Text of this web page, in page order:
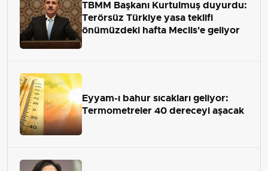
TBMM Başkanı Kurtulmuş duyurdu:
Terörsüz Türkiye yasa teklifi
önümüzdeki hafta Meclis'e geliyor
Eyyam-ı bahur sıcakları geliyor:
Termometreler 40 dereceyi aşacak